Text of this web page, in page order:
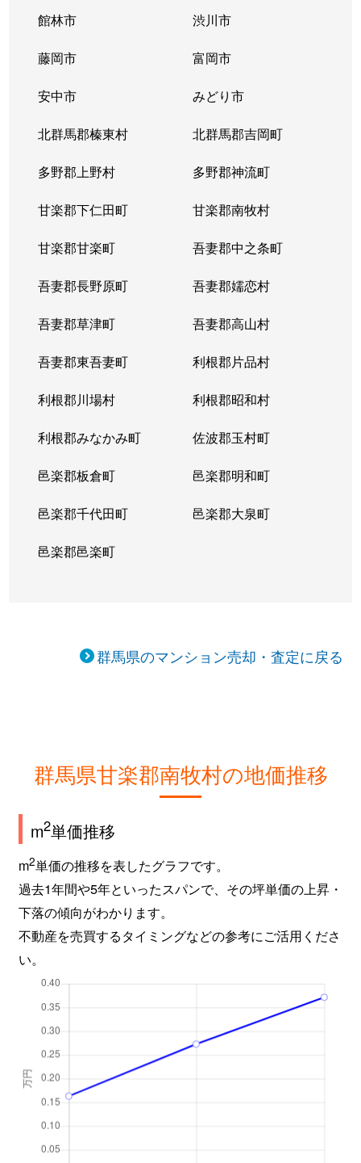
館林市 渋川市
藤岡市 富岡市
安中市 みどり市
北群馬郡榛東村 北群馬郡吉岡町
多野郡上野村 多野郡神流町
甘楽郡下仁田町 甘楽郡南牧村
甘楽郡甘楽町 吾妻郡中之条町
吾妻郡長野原町 吾妻郡嬬恋村
吾妻郡草津町 吾妻郡高山村
吾妻郡東吾妻町 利根郡片品村
利根郡川場村 利根郡昭和村
利根郡みなかみ町 佐波郡玉村町
邑楽郡板倉町 邑楽郡明和町
邑楽郡千代田町 邑楽郡大泉町
邑楽郡邑楽町
群馬県のマンション売却・査定に戻る
群馬県甘楽郡南牧村の地価推移
m2単価推移
m2単価の推移を表したグラフです。
過去1年間や5年といったスパンで、その坪単価の上昇・
下落の傾向がわかります。
不動産を売買するタイミングなどの参考にご活用くださ
い。